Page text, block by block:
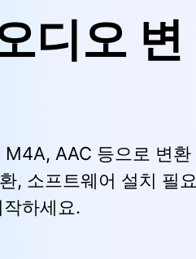
디오 변
M4A, AAC 등으로 변환
, 소프트웨어 설치 필요
하세요.